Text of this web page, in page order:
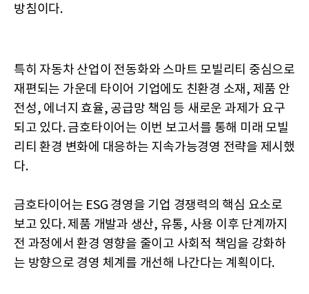
방침이다.
특히 자동차 산업이 전동화와 스마트 모빌리티 중심으로
재편되는 가운데 타이어 기업에도 친환경 소재, 제품 안
전성, 에너지 효율, 공급망 책임 등 새로운 과제가 요구
되고 있다. 금호타이어는 이번 보고서를 통해 미래 모빌
리티 환경 변화에 대응하는 지속가능경영 전략을 제시했
다.
금호타이어는 ESG 경영을 기업 경쟁력의 핵심 요소로
보고 있다. 제품 개발과 생산, 유통, 사용 이후 단계까지
전 과정에서 환경 영향을 줄이고 사회적 책임을 강화하
는 방향으로 경영 체계를 개선해 나간다는 계획이다.